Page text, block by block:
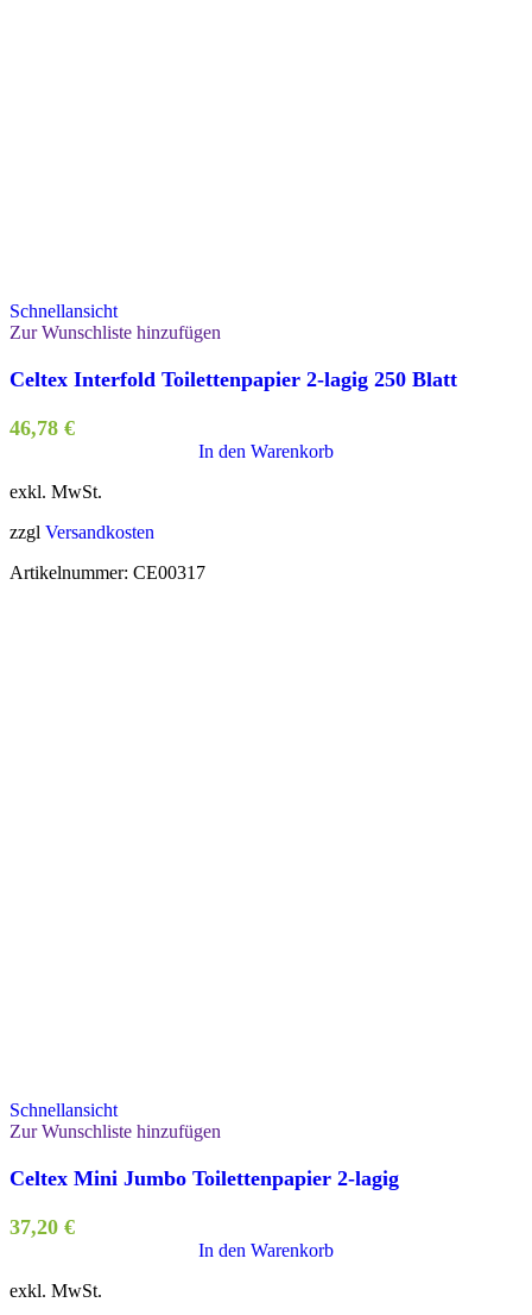
Schnellansicht
Zur Wunschliste hinzufügen
Celtex Interfold Toilettenpapier 2-lagig 250 Blatt
46,78 €
In den Warenkorb
exkl. MwSt.
zzgl Versandkosten
Artikelnummer: CE00317
Schnellansicht
Zur Wunschliste hinzufügen
Celtex Mini Jumbo Toilettenpapier 2-lagig
37,20 €
In den Warenkorb
exkl. MwSt.